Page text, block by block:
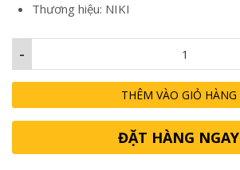
Thương hiệu: NIKI
-
THÊM VÀO GIỎ HÀNG
ĐẶT HÀNG NGAY